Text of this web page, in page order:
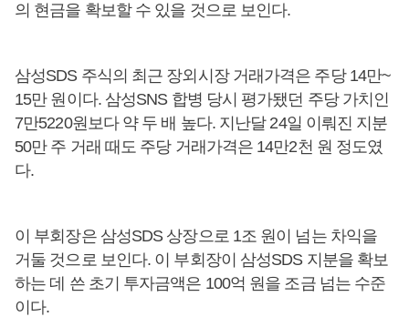
의 현금을 확보할 수 있을 것으로 보인다.
삼성SDS 주식의 최근 장외시장 거래가격은 주당 14만~
15만 원이다. 삼성SNS 합병 당시 평가됐던 주당 가치인
7만5220원보다 약 두 배 높다. 지난달 24일 이뤄진 지분
50만 주 거래 때도 주당 거래가격은 14만2천 원 정도였
다.
이 부회장은 삼성SDS 상장으로 1조 원이 넘는 차익을
거둘 것으로 보인다. 이 부회장이 삼성SDS 지분을 확보
하는 데 쓴 초기 투자금액은 100억 원을 조금 넘는 수준
이다.